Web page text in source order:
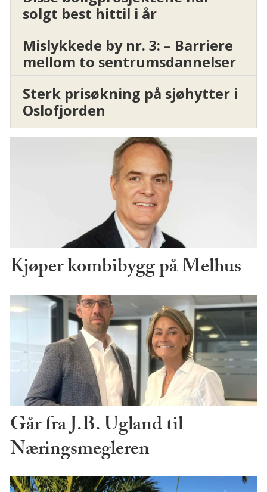
solgt best hittil i år
Mislykkede by nr. 3: – Barriere
mellom to sentrumsdannelser
Sterk prisøkning på sjøhytter i
Oslofjorden
Kjøper kombibygg på Melhus
Går fra J.B. Ugland til
Næringsmegleren